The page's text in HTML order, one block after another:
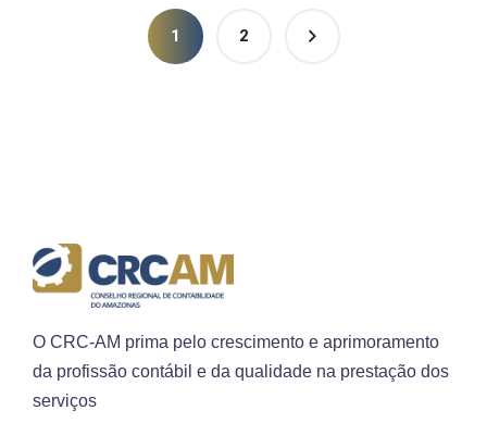
1 2
O CRC-AM prima pelo crescimento e aprimoramento
da profissão contábil e da qualidade na prestação dos
serviços